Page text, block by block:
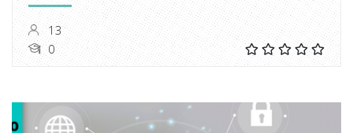
13
0